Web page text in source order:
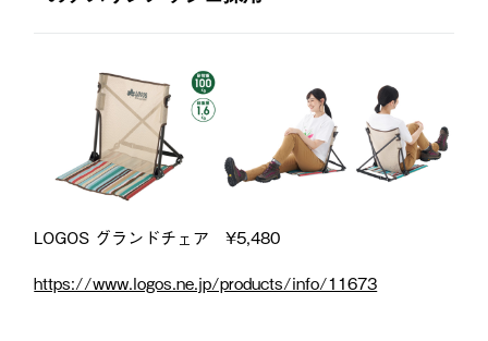
LOGOS グランドチェア ¥5,480
https://www.logos.ne.jp/products/info/11673